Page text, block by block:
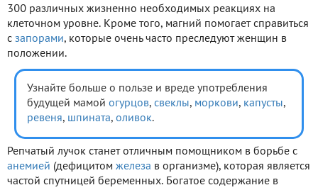
300 различных жизненно необходимых реакциях на
клеточном уровне. Кроме того, магний помогает справиться
с запорами, которые очень часто преследуют женщин в
положении.
Узнайте больше о пользе и вреде употребления
будущей мамой огурцов, свеклы, моркови, капусты,
ревеня, шпината, оливок.
Репчатый лучок станет отличным помощником в борьбе с
анемией (дефицитом железа в организме), которая является
частой спутницей беременных. Богатое содержание в